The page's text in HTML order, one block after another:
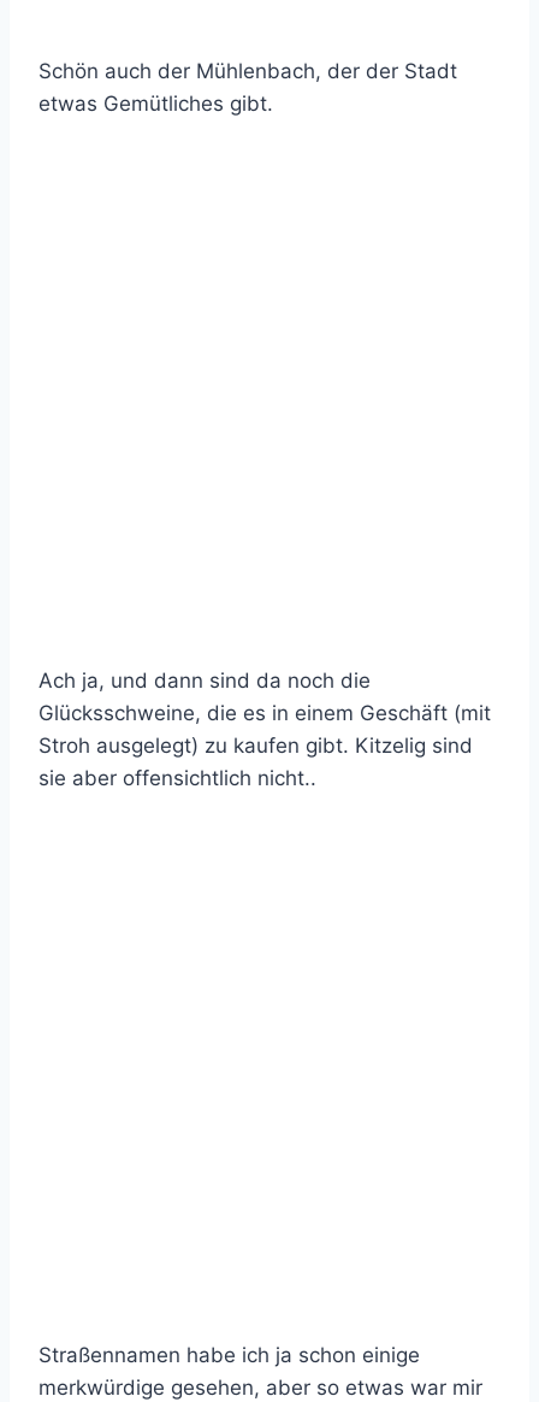
Schön auch der Mühlenbach, der der Stadt
etwas Gemütliches gibt.
Ach ja, und dann sind da noch die
Glücksschweine, die es in einem Geschäft (mit
Stroh ausgelegt) zu kaufen gibt. Kitzelig sind
sie aber offensichtlich nicht..
Straßennamen habe ich ja schon einige
merkwürdige gesehen, aber so etwas war mir